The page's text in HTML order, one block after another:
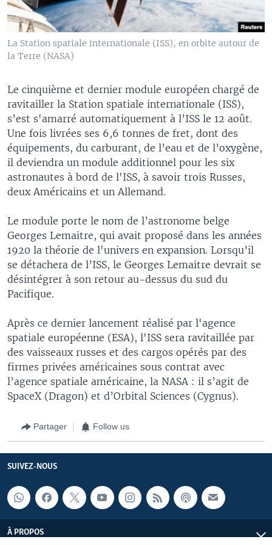
La Station spatiale internationale (ISS), en orbite autour de
la Terre (NASA)
Le cinquième et dernier module européen chargé de
ravitailler la Station spatiale internationale (ISS),
s’est s'amarré automatiquement à l’ISS le 12 août.
Une fois livrées ses 6,6 tonnes de fret, dont des
équipements, du carburant, de l’eau et de l’oxygène,
il deviendra un module additionnel pour les six
astronautes à bord de l'ISS, à savoir trois Russes,
deux Américains et un Allemand.
Le module porte le nom de l’astronome belge
Georges Lemaitre, qui avait proposé dans les années
1920 la théorie de l'univers en expansion. Lorsqu’il
se détachera de l’ISS, le Georges Lemaitre devrait se
désintégrer à son retour au-dessus du sud du
Pacifique.
Après ce dernier lancement réalisé par l'agence
spatiale européenne (ESA), l'ISS sera ravitaillée par
des vaisseaux russes et des cargos opérés par des
firmes privées américaines sous contrat avec
l’agence spatiale américaine, la NASA : il s’agit de
SpaceX (Dragon) et d’Orbital Sciences (Cygnus).
Partager Follow us
SUIVEZ-NOUS
À PROPOS